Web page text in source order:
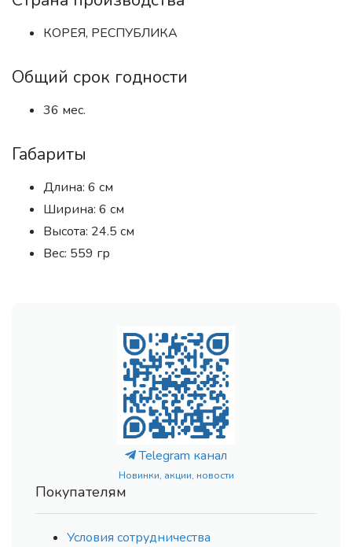
КОРЕЯ, РЕСПУБЛИКА
Общий срок годности
36 мес.
Габариты
Длина: 6 см
Ширина: 6 см
Высота: 24.5 см
Вес: 559 гр
Telegram канал
Новинки, акции, новости
Покупателям
Условия сотрудничества